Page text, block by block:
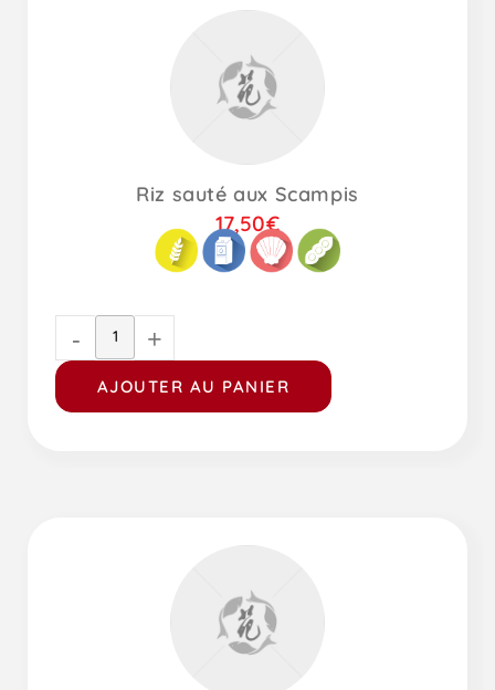
Riz sauté aux Scampis
17,50€
- +
AJOUTER AU PANIER